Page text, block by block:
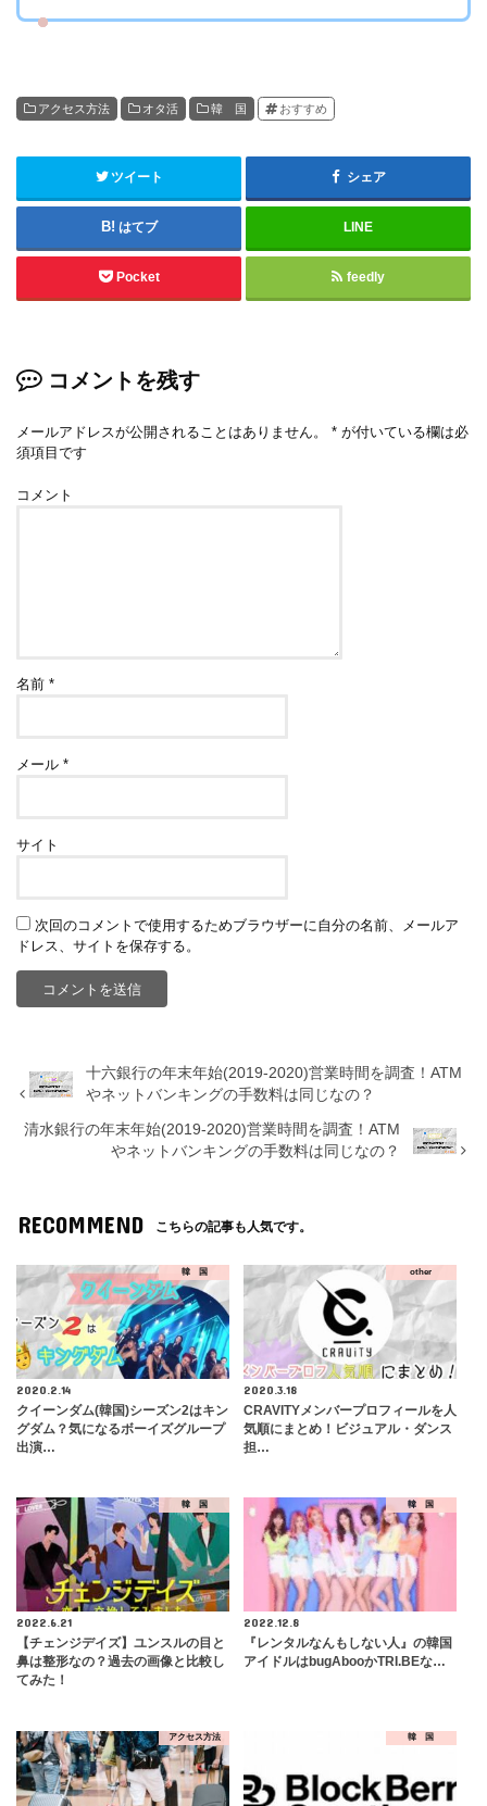
アクセス方法 オタ活 韓 国 おすすめ
ツイート シェア
はてブ LINE
Pocket feedly
コメントを残す
メールアドレスが公開されることはありません。 * が付いている欄は必
須項目です
コメント
名前*
メール*
サイト
次回のコメントで使用するためブラウザーに自分の名前、メールア
ドレス、サイトを保存する。
十六銀行の年末年始(2019-2020)営業時間を調査！ATM
やネットバンキングの手数料は同じなの？
清水銀行の年末年始(2019-2020)営業時間を調査！ATM
やネットバンキングの手数料は同じなの？
RECOMMEND こちらの記事も人気です。
韓 国
2020.2.14
クイーンダム(韓国)シーズン2はキン
グダム？気になるボーイズグループ
出演…
other
2020.3.18
CRAVITYメンバープロフィールを人
気順にまとめ！ビジュアル・ダンス
担…
韓 国
2022.6.21
【チェンジデイズ】ユンスルの目と
鼻は整形なの？過去の画像と比較し
てみた！
韓 国
2022.12.8
『レンタルなんもしない人』の韓国
アイドルはbugAbooかTRI.BEな…
アクセス方法 韓 国